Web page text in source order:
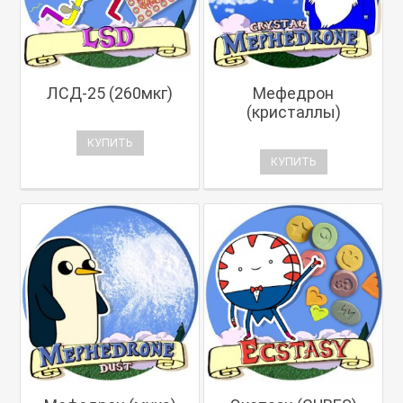
ЛСД-25 (260мкг)
КУПИТЬ
Мефедрон
(кристаллы)
КУПИТЬ